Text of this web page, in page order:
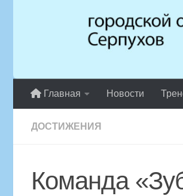
Главная Новости
ДОСТИЖЕНИЯ
Команда